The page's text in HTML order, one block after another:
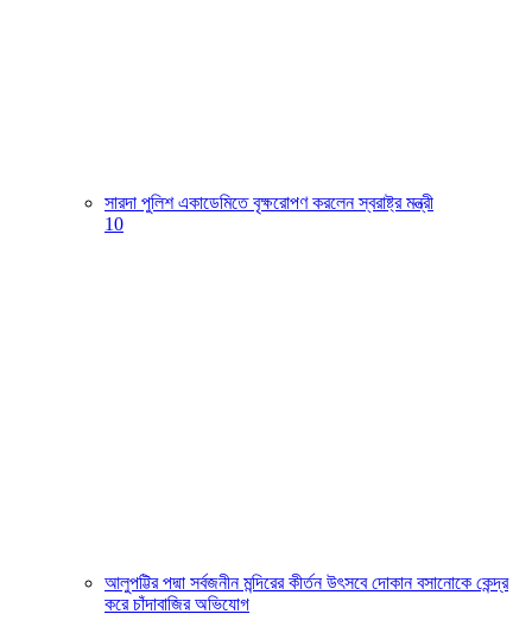
সারদা পুলিশ একাডেমিতে বৃক্ষরোপণ করলেন স্বরাষ্ট্র মন্ত্রী
10
আলুপট্টির পদ্মা সর্বজনীন মন্দিরের কীর্তন উৎসবে দোকান বসানোকে কেন্দ্র
করে চাঁদাবাজির অভিযোগ